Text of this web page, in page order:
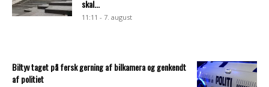
skal...
11:11 - 7. august
Biltyv taget på fersk gerning af bilkamera og genkendt
af politiet